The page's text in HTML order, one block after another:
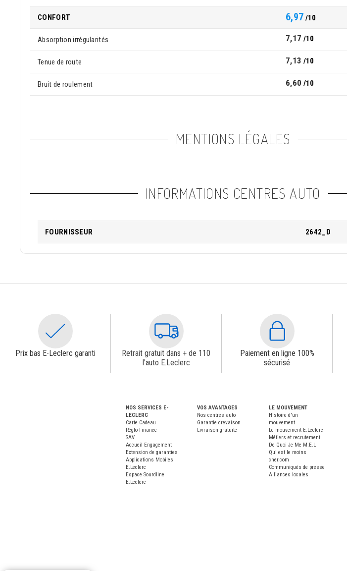
CONFORT 6,97 /10
Absorption irrégularités 7,17 /10
Tenue de route 7,13 /10
Bruit de roulement 6,60 /10
MENTIONS LÉGALES
INFORMATIONS CENTRES AUTO
FOURNISSEUR 2642_D
Prix bas E-Leclerc garanti
Retrait gratuit dans + de 110
l'auto E.Leclerc
Paiement en ligne 100%
sécurisé
NOS SERVICES E-
LECLERC
Carte Cadeau
Réglo Finance
SAV
Accueil Engagement
Extension de garanties
Applications Mobiles
E.Leclerc
Espace Sourdline
E.Leclerc
VOS AVANTAGES
Nos centres auto
Garantie crevaison
Livraison gratuite
LE MOUVEMENT
Histoire d'un
mouvement
Le mouvement E.Leclerc
Métiers et recrutement
De Quoi Je Me M.E.L
Qui est le moins
cher.com
Communiqués de presse
Alliances locales